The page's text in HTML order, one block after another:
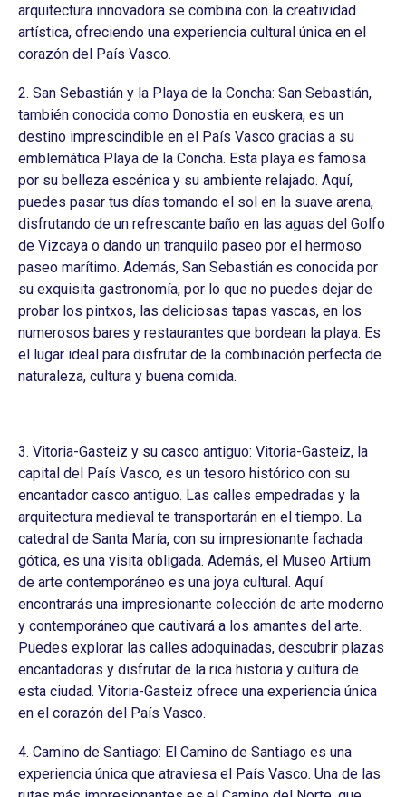
arquitectura innovadora se combina con la creatividad
artística, ofreciendo una experiencia cultural única en el
corazón del País Vasco.
2. San Sebastián y la Playa de la Concha: San Sebastián,
también conocida como Donostia en euskera, es un
destino imprescindible en el País Vasco gracias a su
emblemática Playa de la Concha. Esta playa es famosa
por su belleza escénica y su ambiente relajado. Aquí,
puedes pasar tus días tomando el sol en la suave arena,
disfrutando de un refrescante baño en las aguas del Golfo
de Vizcaya o dando un tranquilo paseo por el hermoso
paseo marítimo. Además, San Sebastián es conocida por
su exquisita gastronomía, por lo que no puedes dejar de
probar los pintxos, las deliciosas tapas vascas, en los
numerosos bares y restaurantes que bordean la playa. Es
el lugar ideal para disfrutar de la combinación perfecta de
naturaleza, cultura y buena comida.
3. Vitoria-Gasteiz y su casco antiguo: Vitoria-Gasteiz, la
capital del País Vasco, es un tesoro histórico con su
encantador casco antiguo. Las calles empedradas y la
arquitectura medieval te transportarán en el tiempo. La
catedral de Santa María, con su impresionante fachada
gótica, es una visita obligada. Además, el Museo Artium
de arte contemporáneo es una joya cultural. Aquí
encontrarás una impresionante colección de arte moderno
y contemporáneo que cautivará a los amantes del arte.
Puedes explorar las calles adoquinadas, descubrir plazas
encantadoras y disfrutar de la rica historia y cultura de
esta ciudad. Vitoria-Gasteiz ofrece una experiencia única
en el corazón del País Vasco.
4. Camino de Santiago: El Camino de Santiago es una
experiencia única que atraviesa el País Vasco. Una de las